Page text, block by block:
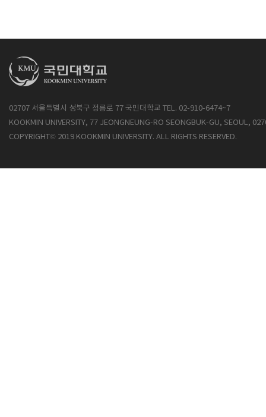
02707 서울특별시 성북구 정릉로 77 국민대학교 TEL. 02-910-6474~7
KOOKMIN UNIVERSITY, 77 JEONGNEUNG-RO SEONGBUK-GU, SEOUL,
COPYRIGHT© 2019 KOOKMIN UNIVERSITY. ALL RIGHTS RESERVED.